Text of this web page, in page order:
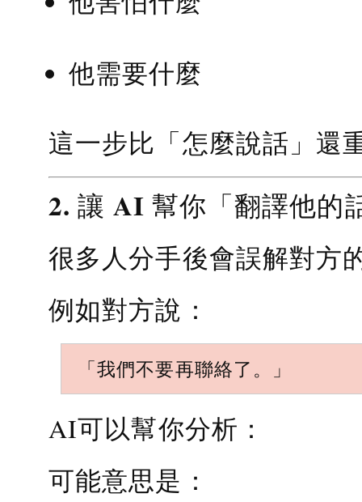
他需要什麼
這一步比「怎麼說話」還
2. 讓 AI 幫你「翻譯他的
很多人分手後會誤解對方
例如對方說：
「我們不要再聯絡了。」
AI可以幫你分析：
可能意思是：